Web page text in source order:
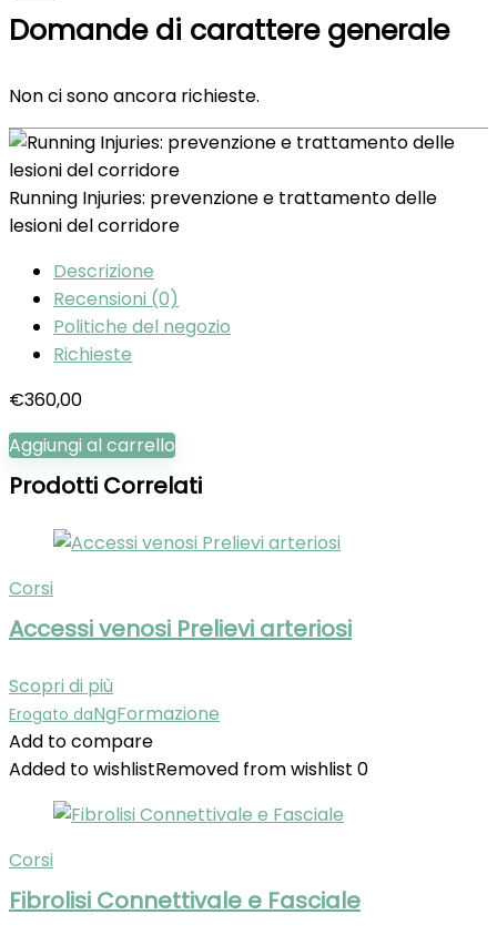
Domande di carattere generale
Non ci sono ancora richieste.
Running Injuries: prevenzione e trattamento delle
lesioni del corridore
Descrizione
Recensioni (0)
Politiche del negozio
Richieste
€360,00
Aggiungi al carrello
Prodotti Correlati
Corsi
Accessi venosi Prelievi arteriosi
Scopri di più
Erogato daNgFormazione
Add to compare
Added to wishlistRemoved from wishlist 0
Corsi
Fibrolisi Connettivale e Fasciale